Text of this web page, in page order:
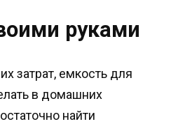
руками
затрат, емкость для
в домашних
найти